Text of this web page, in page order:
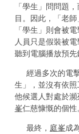
「學生」問問題
目。因此，「老
「學生」則會被
人員只是假裝被
聽到電腦播放預先
經過多次的電
生」，並沒有依
他候選人對處於
峯仁慈慷慨的個性
最終， 庭峯成